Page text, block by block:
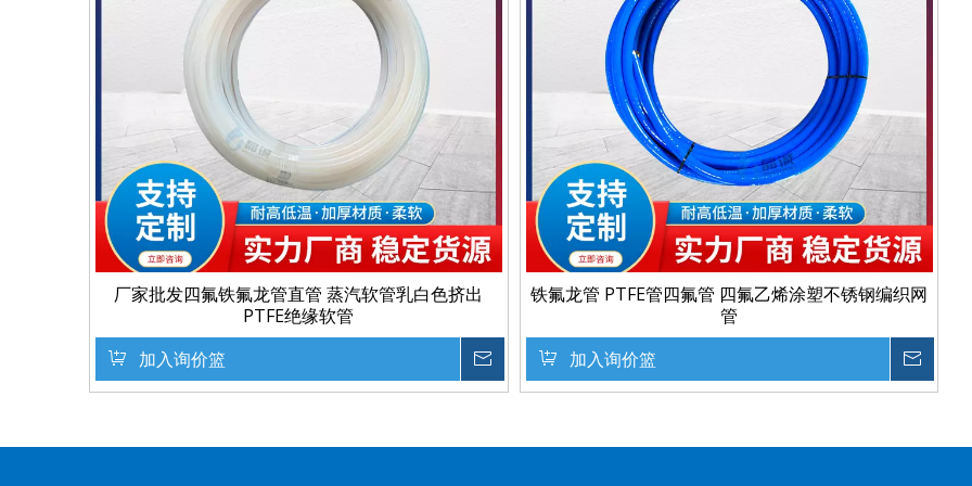
厂家批发四氟铁氟龙管直管 蒸汽软管乳白色挤出
PTFE绝缘软管
加入询价篮
铁氟龙管 PTFE管四氟管 四氟乙烯涂塑不锈钢编织网
管
加入询价篮